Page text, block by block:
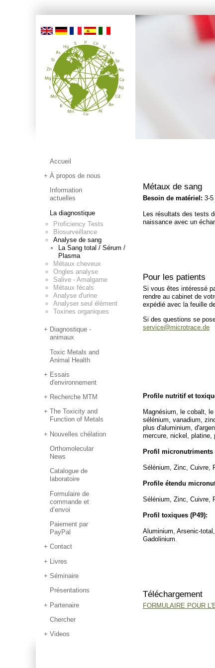
Accueil
À propos de nous
Information
actuelles
La diagnostique
Proficiency Tests
Biosurveillance
Analyse de sang
La Sang total / Sérum /
Plasma
Métaux cheveux
Ongles analyse
Salive - Amalgame
Métaux fécals
Analyse d'urine
Analyser seul élément
Toxines organiques
Diagnostique -
animaux
Toxic Metals and
Animal Health
Essais
d'environnement
Recherche MTM
The Toxicity and
Function of Metals
Nouvelles chélation
Orthomolecular
News
Catalogue de
laboratoire
Formulaire de
commande et
d’envoi
Paiement par
PayPal
Contact
Livres
Séminaire
Présentations
Partenaire
Chercher
Videos
Métaux de sang
Besoin de matériel: 3-
Les résultats des tests
naissance avec un
Pour les patients
Si vous êtes intéressé
rendre au cabinet de
expédié avec la feuille
Si des questions se
service@microtrace.de
Profile nutritif et
Magnésium, le cobalt,
sélénium, vanadium,
plus d'aluminium,
mercure, nickel, platine,
Profil micronutriments
Sélénium, Zinc, Cuivre,
Profile étendu
Sélénium, Zinc, Cuivre,
Profil toxiques (P49):
Aluminium, Arsenic-
Gadolinium.
Téléchargement
FORMULAIRE POUR